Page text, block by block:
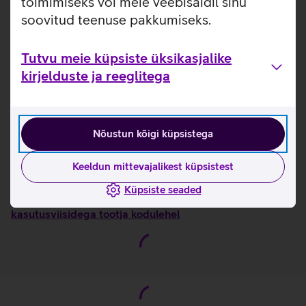
soovitud teenuse pakkumiseks.
Tutvu meie küpsiste üksikasjalike
kirjelduste ja reeglitega
Nõustun kõigi küpsistega
Keeldun mittevajalikest küpsistest
Küpsiste seaded
ja organiseeritud hoiustamist. Akupangale mõeldud väliselt
ligipääsetav tasku võimaldab seda mugavalt kasutada ilma
Sobib kuni 17‑tollisele sülearvutile, mille mõõtmed on
maksimaalselt 40,1 cm × 25,9 cm × 2 cm.
Kinnitatav ratastel kohvri külge.
Võrkkattega EVA‑õlarihmad ja reguleeritav rinnarihm.
Kasulikud lingid
Tutvu sülearvutikoti Thule Accent omaduste ja
kasutusviisidega tootja kodulehel